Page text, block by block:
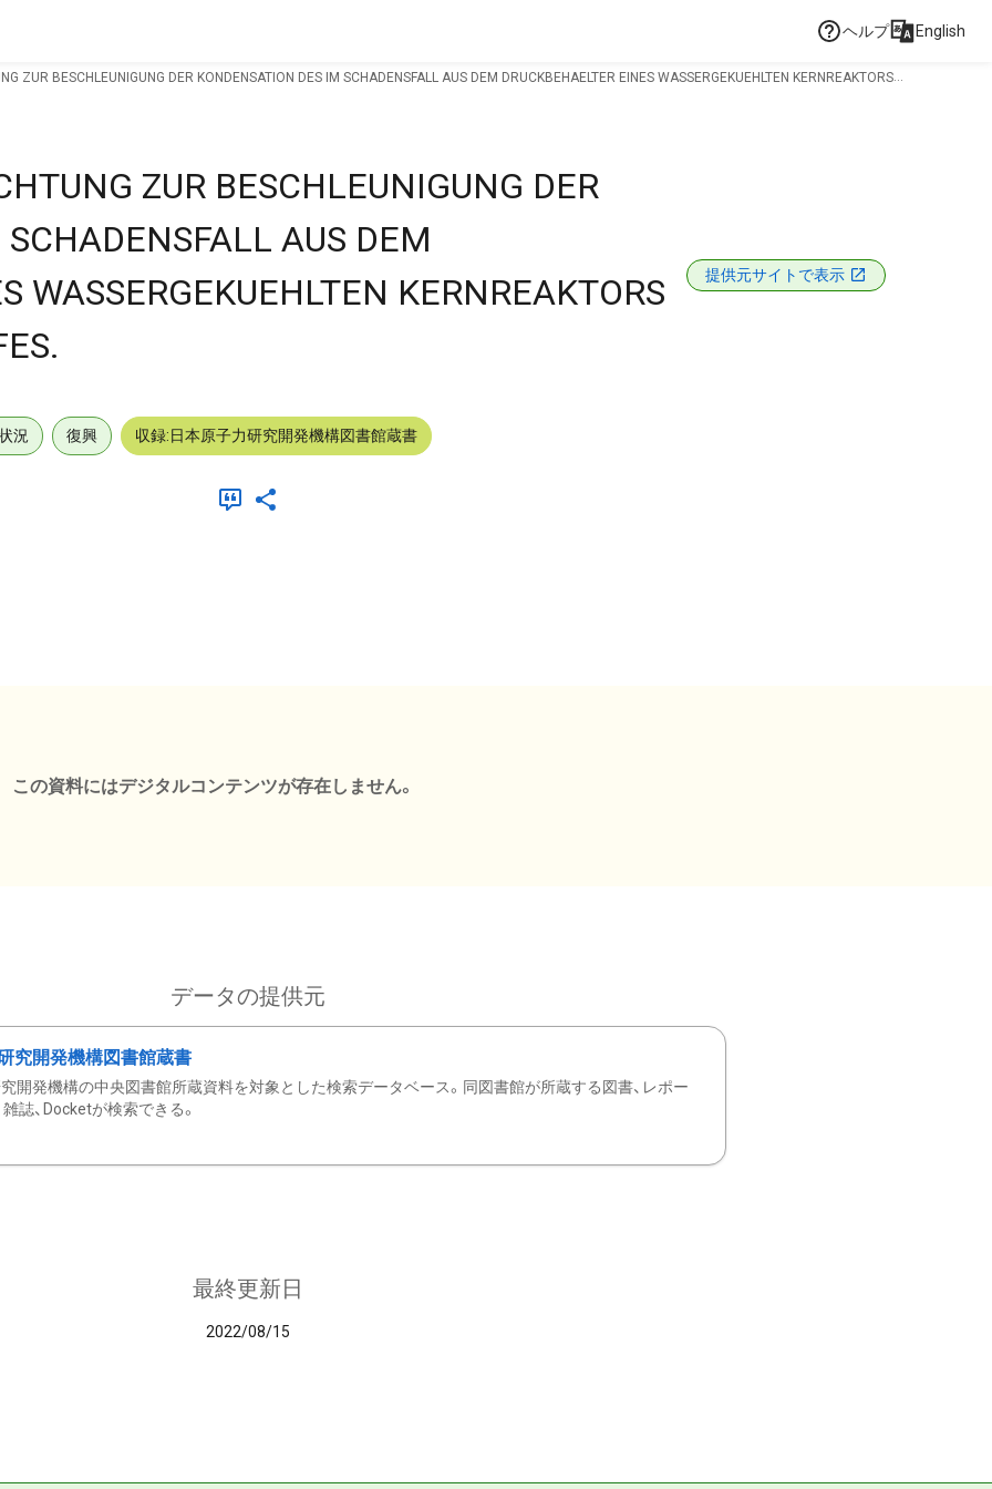
ヘルプ English
ZUR BESCHLEUNIGUNG DER KONDENSATION DES IM SCHADENSFALL AUS DEM DRUCKBEHAELTER EINES WASSERGEKUEHLTEN KERNREAKTORS
ZUR BESCHLEUNIGUNG DER
AUS DEM
WASSERGEKUEHLTEN KERNREAKTORS
提供元サイトで表示
況 復興 収録:日本原子力研究開発機構図書館蔵書
この資料にはデジタルコンテンツが存在しません。
データの提供元
究開発機構図書館蔵書
開発機構の中央図書館所蔵資料を対象とした検索データベース。同図書館が所蔵する図書、レポー
雑誌、Docketが検索できる。
最終更新日
2022/08/15